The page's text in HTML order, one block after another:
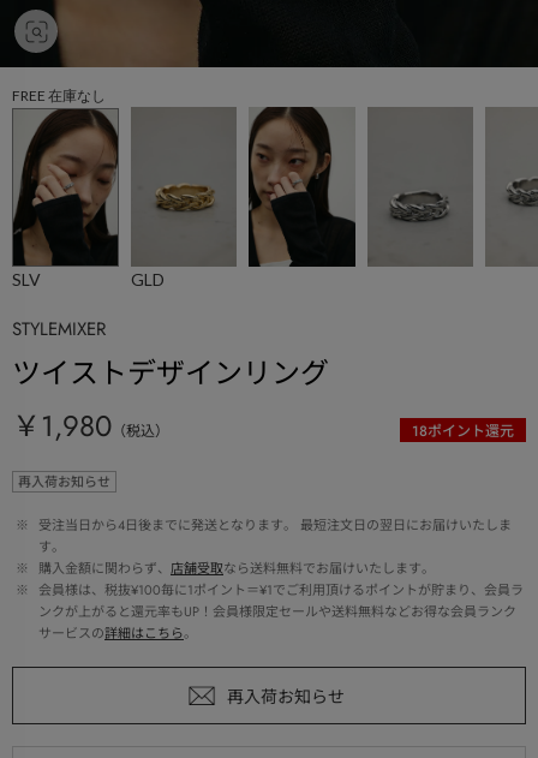
FREE 在庫なし
SLV GLD
STYLEMIXER
ツイストデザインリング
￥1,980 （税込） 18ポイント還元
再入荷お知らせ
※
受注当日から4日後までに発送となります。 最短注文日の翌日にお届けいたしま
す。
※
購入金額に関わらず、 店舗受取なら送料無料でお届けいたします。
※
会員様は、税抜¥100毎に1ポイント＝¥1でご利用頂けるポイントが貯まり、会員ラ
ンクが上がると還元率もUP！会員様限定セールや送料無料などお得な会員ランク
サービスの詳細はこちら。